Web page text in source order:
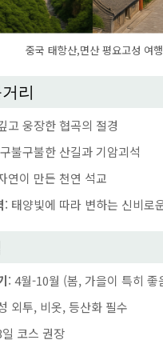
중국 태항산,면산 평요고성 여행
리
고 웅장한 협곡의 절경
불구불한 산길과 기암괴석
연이 만든 천연 석교
: 태양빛에 따라 변하는 신비로
: 4월-10월 (봄, 가을이 특히 좋
외투, 비옷, 등산화 필수
코스 권장